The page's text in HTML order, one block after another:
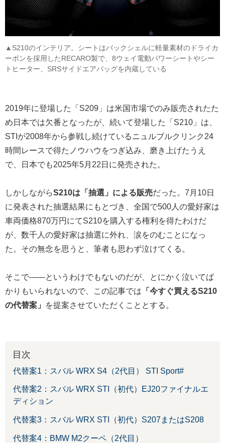
▲S210のインテリア。シートはバックシェルに軽量素材のドライカ
ーボンを採用したRECARO製で、8ウェイ電動パワーシートやシー
トヒーター、SRSサイドエアバッグを内蔵している
2019年に登場した「S209」は米国市場でのみ販売されたた
め日本では欠番となったが、続いて登場した「S210」は、
STIが2008年から参戦し続けているニュルブルクリンク24
時間レースで得たノウハウをつぎ込み、磨き上げたうえ
で、日本でも2025年5月22日に発売された。
しかしながらS210は「抽選」による販売だった。7月10日
に発表された抽選結果にもとづき、全国で500人の愛好家は
車両価格870万円にてS210を購入する権利を得たわけだ
が、数千人の愛好家は抽選に外れ、涙をのむことになっ
た。その無念を思うと、筆者も思わず泣けてくる。
そこで――というわけでもないのだが、とにかく泣いてば
かりもいられないので、この記事では 「今すぐ買えるS210
の代替案」
を提案させていただくこととする。
目次
代替案1：スバル WRX S4（2代目） STI Sport#
代替案2：スバル WRX STI（初代）EJ20ファイナルエ
ディション
代替案3：スバル WRX STI（初代）S207またはS208
代替案4：BMW M2クーペ（2代目）